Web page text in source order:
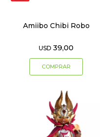
Amiibo Chibi Robo
USD 39,00